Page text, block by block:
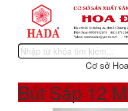
Cơ sở
Bút Sáp 12